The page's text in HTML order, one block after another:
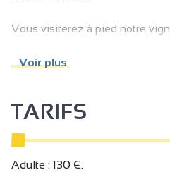
Vous visiterez à pied notre
Voir plus
TARIFS
Adulte : 130 €.